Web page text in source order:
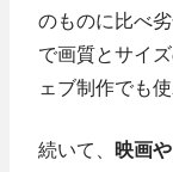
のものに比べ
で画質とサイ
ェブ制作でも
続いて、
映画